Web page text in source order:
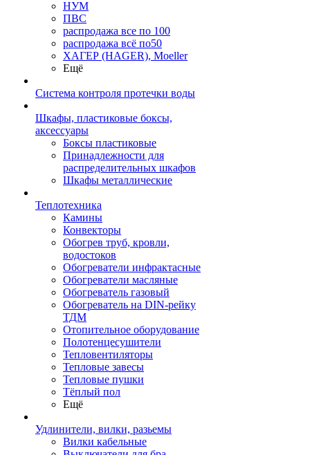
НУМ
ПВС
распродажа все по 100
распродажа всё по50
ХАГЕР (HAGER), Moeller
Ещё
Система контроля протечки воды
Шкафы, пластиковые боксы,
аксессуары
Боксы пластиковые
Принадлежности для
распределительных шкафов
Шкафы металлические
Теплотехника
Камины
Конвекторы
Обогрев труб, кровли,
водостоков
Обогреватели инфрактасные
Обогреватели масляные
Обогреватель газовый
Обогреватель на DIN-рейку
ТДМ
Отопительное оборудование
Полотенцесушители
Тепловентиляторы
Тепловые завесы
Тепловые пушки
Тёплый пол
Ещё
Удлинители, вилки, разьемы
Вилки кабельные